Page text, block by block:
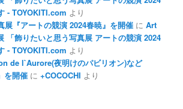
- TOYOKITI.com より
展『アートの競演 2024春暁』を開催 にArt
「飾りたいと思う写真展 アートの競演 2024
- TOYOKITI.com より
de l`Aurore(夜明けのパビリオン)など
を開催 に+COCOCHI より